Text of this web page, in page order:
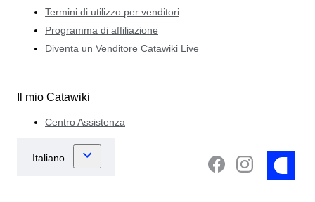
Termini di utilizzo per venditori
Programma di affiliazione
Diventa un Venditore Catawiki Live
Il mio Catawiki
Centro Assistenza